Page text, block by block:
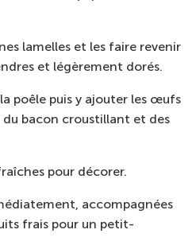
lamelles et les faire revenir
et légèrement dorés.
poêle puis y ajouter les œufs
du bacon croustillant et des
pour décorer.
accompagnées
frais pour un petit-